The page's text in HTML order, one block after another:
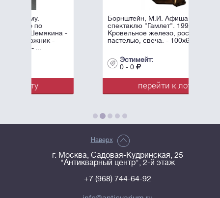
Борнштейн, М.И. Афиша к
спектаклю "Гамлет". 1996.
Кровельное железо, роспись
пастелью, свеча. - 100х60 см.
перейти к лоту
Наверх
г. Москва, Садовая-Кудринская, 25
"Антикварный центр", 2-й этаж
+7 (968) 744-64-92